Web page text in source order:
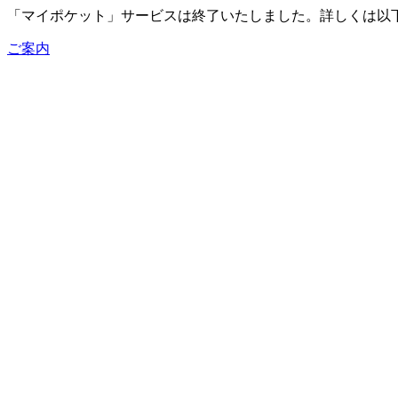
「マイポケット」サービスは終了いたしました。詳しくは以
ご案内